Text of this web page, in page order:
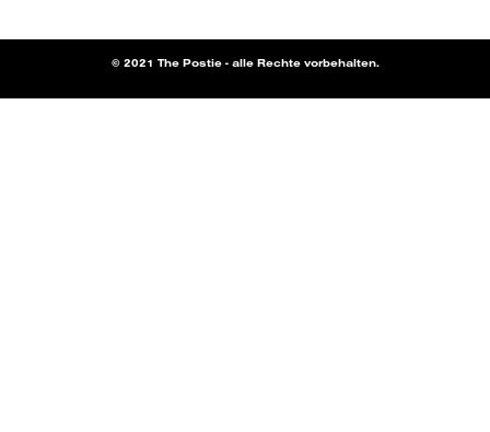
© 2021 The Postie - alle Rechte vorbehalten.